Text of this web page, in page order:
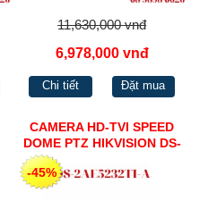
11,630,000 vnđ
6,978,000 vnđ
Chi tiết Đặt mua
CAMERA HD-TVI SPEED
DOME PTZ HIKVISION DS-
-45%